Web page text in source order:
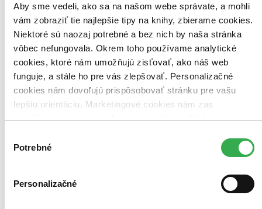
Aby sme vedeli, ako sa na našom webe správate, a mohli
vám zobraziť tie najlepšie tipy na knihy, zbierame cookies.
Niektoré sú naozaj potrebné a bez nich by naša stránka
vôbec nefungovala. Okrem toho používame analytické
cookies, ktoré nám umožňujú zisťovať, ako náš web
funguje, a stále ho pre vás zlepšovať. Personalizačné
cookies nám dovoľujú prispôsobovať stránku pre vašu
lepšiu orientáciu. Marketingové cookies nám zas
umožňujú zobrazenie relevantnej reklamy. Niektoré údaje
keby sme mohli používať všetky tieto cookies. Ďakujeme!
súhlasu
Potrebné
Personalizačné
Bestsellery
Top hodnotené
Novinky
Najdrahšie
Najlacnejšie
Najvyššia zľava